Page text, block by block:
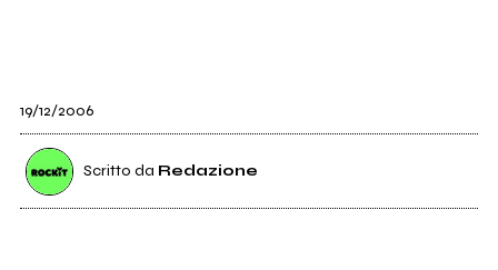
19/12/2006
Scritto da Redazione